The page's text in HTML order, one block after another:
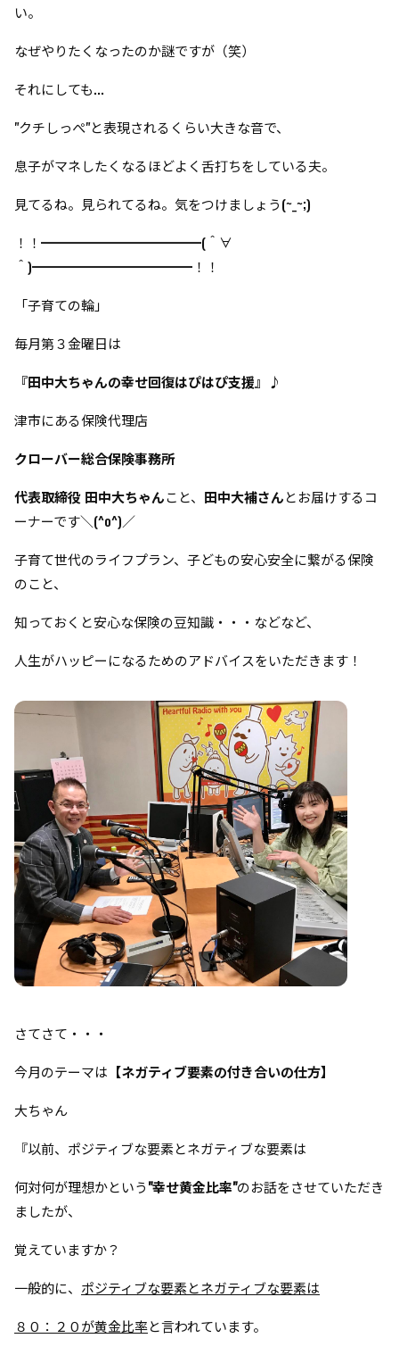
い。
なぜやりたくなったのか謎ですが（笑）
それにしても...
"クチしっぺ"と表現されるくらい大きな音で、
息子がマネしたくなるほどよく舌打ちをしている夫。
見てるね。見られてるね。気をつけましょう(~_~;)
！！━━━━━━━━━━━━(＾∀
＾)━━━━━━━━━━━━！！
「子育ての輪」
毎月第３金曜日は
『田中大ちゃんの幸せ回復はぴはぴ支援』♪
津市にある保険代理店
クローバー総合保険事務所
代表取締役 田中大ちゃんこと、 田中大補さんとお届けするコ
ーナーです＼(^o^)／
子育て世代のライフプラン、子どもの安心安全に繋がる保険
のこと、
知っておくと安心な保険の豆知識・・・などなど、
人生がハッピーになるためのアドバイスをいただきます！
さてさて・・・
今月のテーマは 【ネガティブ要素の付き合いの仕方】
大ちゃん
『以前、ポジティブな要素とネガティブな要素は
何対何が理想かという"幸せ黄金比率"のお話をさせていただき
ましたが、
覚えていますか？
一般的に、 ポジティブな要素とネガティブな要素は
８０：２０が黄金比率と言われています。